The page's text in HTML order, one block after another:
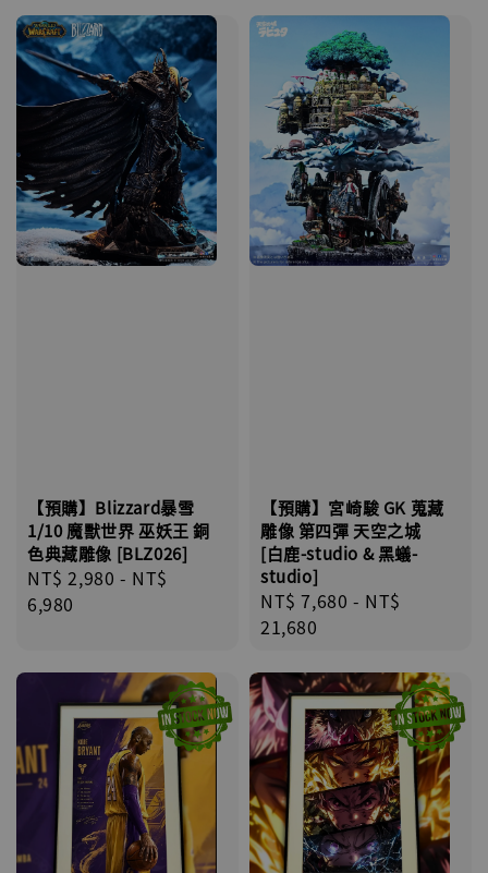
【預購】Blizzard暴雪
1/10 魔獸世界 巫妖王 銅
色典藏雕像 [BLZ026]
Regular
price
NT$ 2,980 - NT$
6,980
【預購】宮崎駿 GK 蒐藏
雕像 第四彈 天空之城
[白鹿-studio & 黑蟻-
studio]
Regular
price
NT$ 7,680 - NT$
21,680